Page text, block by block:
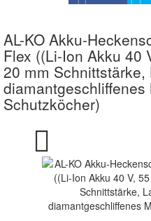
AL-KO Akku-
Flex ((Li-Ion Akku 40
20 mm
diamantgeschliffenes
Schutzköcher)